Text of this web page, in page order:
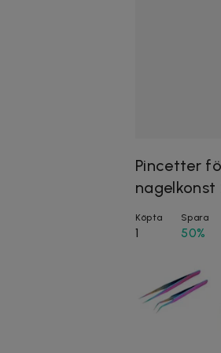
Pincetter
nagelkonst
Köpta
1
Spara
50%